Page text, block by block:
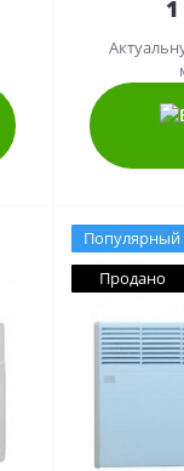
Популярный
Продано